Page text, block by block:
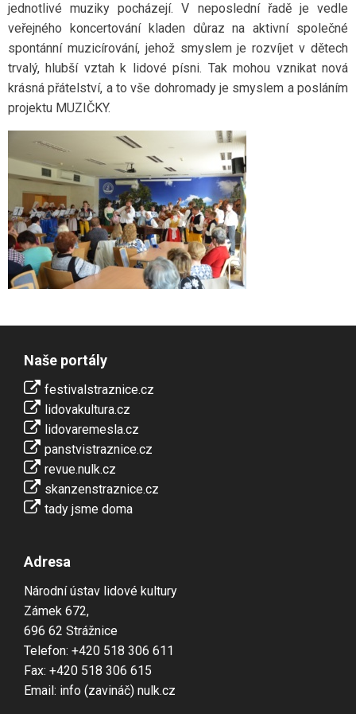
jednotlivé muziky pocházejí. V neposlední řadě je vedle
veřejného koncertování kladen důraz na aktivní společné
spontánní muzicírování, jehož smyslem je rozvíjet v dětech
trvalý, hlubší vztah k lidové písni. Tak mohou vznikat nová
krásná přátelství, a to vše dohromady je smyslem a posláním
projektu MUZIČKY.
Naše portály
festivalstraznice.cz
lidovakultura.cz
lidovaremesla.cz
panstvistraznice.cz
revue.nulk.cz
skanzenstraznice.cz
tady jsme doma
Adresa
Národní ústav lidové kultury
Zámek 672,
696 62 Strážnice
Telefon: +420 518 306 611
Fax: +420 518 306 615
Email: info (zavináč) nulk.cz